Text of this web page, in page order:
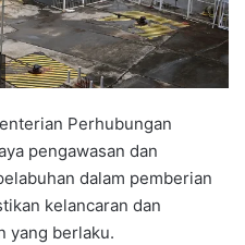
Perhubungan
pengawasan dan
dalam pemberian
kelancaran dan
yang berlaku.